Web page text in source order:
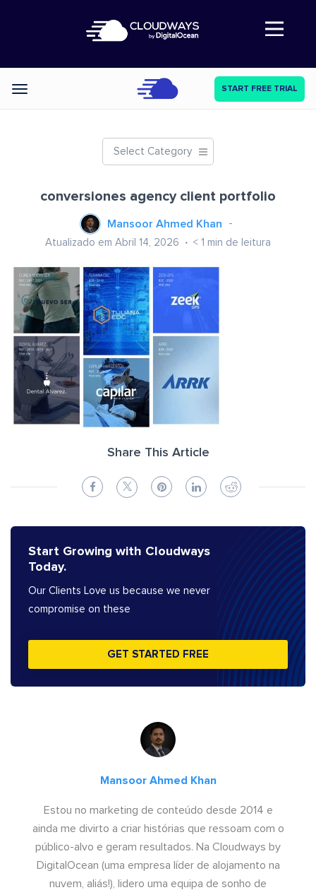
Abre a navegação
Categories START FREE TRIAL
Select Category
conversiones agency client portfolio
Mansoor Ahmed Khan
Atualizado em Abril 14, 2026 < 1 min de leitura
Share This Article
Start Growing with Cloudways
Today.
Our Clients Love us because we never
compromise on these
GET STARTED FREE
Mansoor Ahmed Khan
Estou no marketing de conteúdo desde 2014 e
ainda me divirto a criar histórias que ressoam com o
público-alvo e geram resultados. Na Cloudways by
DigitalOcean (uma empresa líder de alojamento na
nuvem, aliás!), lidero uma equipa de sonho de